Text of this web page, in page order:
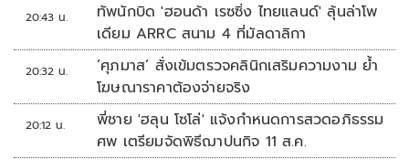
20:43 น.
ทัพนักบิด 'ฮอนด้า เรซซิ่ง ไทยแลนด์' ลุ้นล่าโพ
เดียม ARRC สนาม 4 ที่มัลดาลิกา
20:32 น.
‘ศุภมาส’ สั่งเข้มตรวจคลินิกเสริมความงาม ย้ำ
โฆษณาราคาต้องจ่ายจริง
20:12 น.
พี่ชาย 'ฮลุน โซโล่' แจ้งกำหนดการสวดอภิธรรม
ศพ เตรียมจัดพิธีฌาปนกิจ 11 ส.ค.